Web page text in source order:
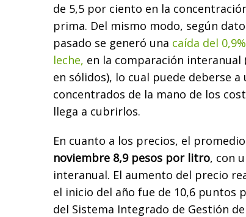
de 5,5 por ciento en la
prima. Del mismo modo, según
pasado se generó una caída del
leche, en la comparación
en sólidos), lo cual puede deberse a
concentrados de la mano de los
llega a cubrirlos.
En cuanto a los precios, el
noviembre 8,9 pesos por litro, con
interanual. El aumento del precio
el inicio del año fue de 10,6 puntos
del Sistema Integrado de Gestión